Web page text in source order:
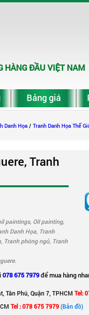
HÀNG ĐẦU VIỆT NAM
Bảng giá
Danh Họa/ Tranh Danh Họa Thế
Tranh
paintings, Oil painting,
Danh Họa, Tranh
, Tranh phòng ngủ, Tranh
.
078 675 7979để mua hàng
Tân Phú, Quận 7, TPHCM Tel:
Tel : 078 675 7979 (Bản đồ)